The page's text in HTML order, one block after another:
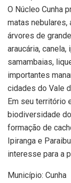
O Núcleo Cunha
matas
árvores de
araucária,
samambaias,
importantes
cidades do Vale
Em seu território
biodiversidade
formação de
Ipiranga e
interesse para a
Município: Cunha